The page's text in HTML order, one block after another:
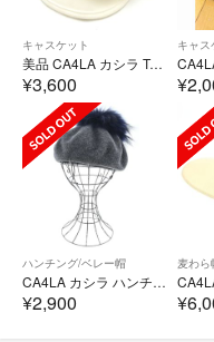
キャスケット
美品 CA4LA カシラ TAM02595 キャスケット カジュアル 帽子 レディース AD2180
¥3,600
キャス
ハンチング/ベレー帽
CA4LA カシラ ハンチング・ベレー帽 グレー 【古着】【中古】【送料無料】
¥2,900
麦わら